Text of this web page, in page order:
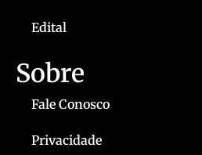
Edital
Sobre
Fale Conosco
Privacidade